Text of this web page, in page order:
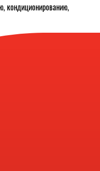
кондиционированию,